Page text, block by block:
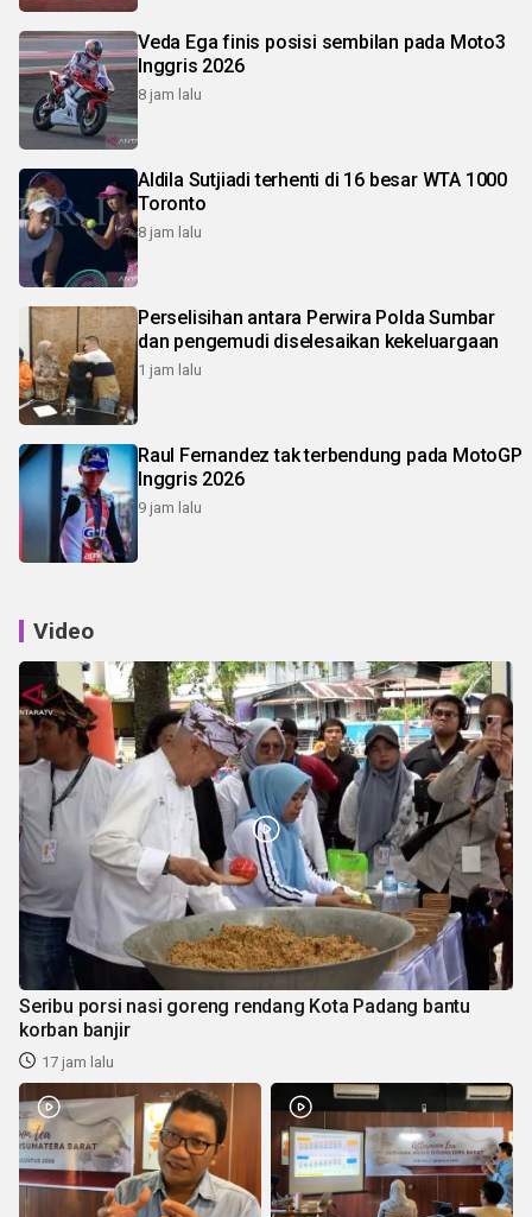
Veda Ega finis posisi sembilan pada Moto3
Inggris 2026
8 jam lalu
Aldila Sutjiadi terhenti di 16 besar WTA 1000
Toronto
8 jam lalu
Perselisihan antara Perwira Polda Sumbar
dan pengemudi diselesaikan kekeluargaan
1 jam lalu
Raul Fernandez tak terbendung pada MotoGP
Inggris 2026
9 jam lalu
Video
Seribu porsi nasi goreng rendang Kota Padang bantu
korban banjir
17 jam lalu